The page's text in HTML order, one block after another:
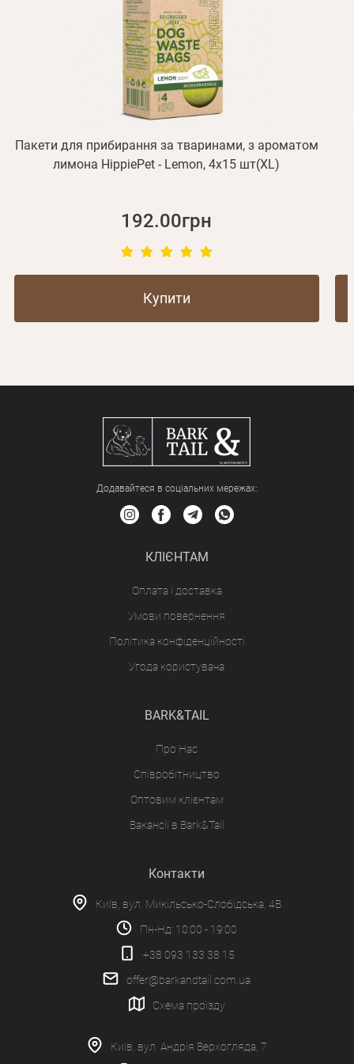
Пакети для прибирання за тваринами, з ароматом
лимона HippiePet - Lemon, 4х15 шт(XL)
192.00грн
Купити
Додавайтеся в соціальних мережах:
КЛІЄНТАМ
Оплата і доставка
Умови повернення
Політика конфіденційності
Угода користувача
BARK&TAIL
Про Нас
Співробітництво
Оптовим клієнтам
Вакансії в Bark&Tail
Контакти
Київ, вул. Микільсько-Слобідська, 4В
Пн-Нд: 10:00 - 19:00
+38 093 133 38 15
offer@barkandtail.com.ua
Схема проїзду
Київ, вул. Андрія Верхогляда, 7
Відправити
Реєстрація
або з допомогою
Згадали пароль?
Не прийшов лист? Повторити відправку